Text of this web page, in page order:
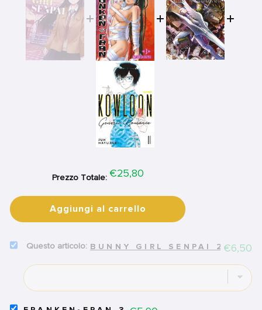
Prezzo Totale: Price
€25,80
Aggiungi al carrello
SELECT
GIRL
SENPAI
BUNDLE
BUNNY GIRL SENPAI 2 Price
€6,50
SELECT